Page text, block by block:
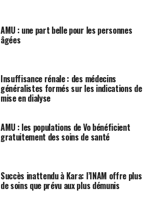
AMU : une part belle pour les personnes
âgées
Insuffisance rénale : des médecins
généralistes formés sur les indications de
mise en dialyse
AMU : les populations de Vo bénéficient
gratuitement des soins de santé
Succès inattendu à Kara: l’INAM offre plus
de soins que prévu aux plus démunis